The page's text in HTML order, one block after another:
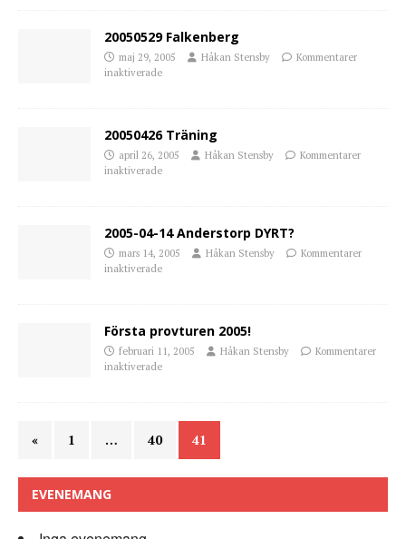
20050529 Falkenberg
maj 29, 2005 Håkan Stensby
Kommentarer
inaktiverade
20050426 Träning
april 26, 2005 Håkan Stensby
Kommentarer
inaktiverade
2005-04-14 Anderstorp DYRT?
mars 14, 2005 Håkan Stensby
Kommentarer
inaktiverade
Första provturen 2005!
februari 11, 2005 Håkan Stensby
Kommentarer
inaktiverade
« 1 … 40 41
EVENEMANG